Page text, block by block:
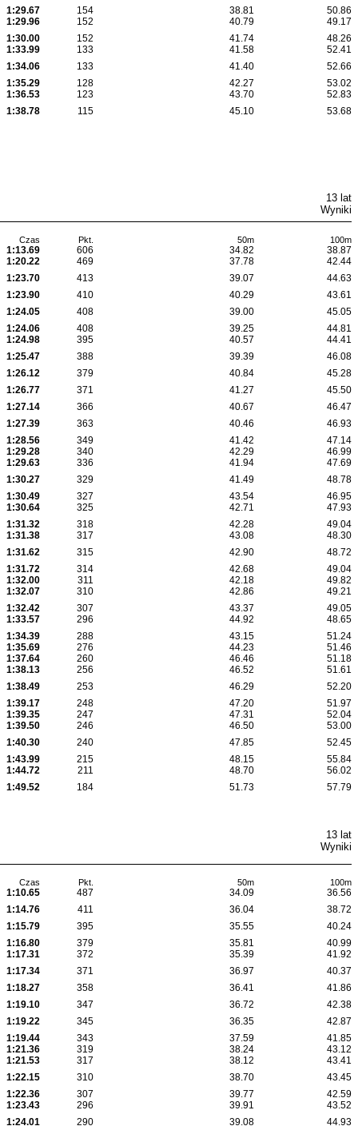
1:29.67
154 38.81
50.86
1:29.96
152 40.79
49.17
1:30.00
152 41.74
48.26
1:33.99
133 41.58
52.41
1:34.06
133 41.40
52.66
1:35.29
128 42.27
53.02
1:36.53
123 43.70
52.83
1:38.78
115 45.10 53.68
13 lat
Wyniki
Czas Pkt. 50m 100m
1:13.69 606 34.82
38.87
1:20.22
469 37.78
42.44
1:23.70
413 39.07
44.63
1:23.90
410 40.29
43.61
1:24.05
408 39.00
45.05
1:24.06
408 39.25
44.81
1:24.98
395 40.57
44.41
1:25.47
388 39.39
46.08
1:26.12
379 40.84
45.28
1:26.77
371 41.27
45.50
1:27.14
366 40.67
46.47
1:27.39
363 40.46
46.93
1:28.56
349 41.42
47.14
1:29.28
340 42.29
46.99
1:29.63
336 41.94
47.69
1:30.27
329 41.49
48.78
1:30.49
327 43.54
46.95
1:30.64
325 42.71
47.93
1:31.32
318 42.28
49.04
1:31.38
317 43.08
48.30
1:31.62
315 42.90
48.72
1:31.72
314 42.68
49.04
1:32.00
311 42.18
49.82
1:32.07
310 42.86
49.21
1:32.42
307 43.37
49.05
1:33.57
296 44.92
48.65
1:34.39
288 43.15
51.24
1:35.69
276 44.23
51.46
1:37.64
260 46.46
51.18
1:38.13
256 46.52
51.61
1:38.49
253 46.29
52.20
1:39.17
248 47.20
51.97
1:39.35
247 47.31
52.04
1:39.50
246 46.50
53.00
1:40.30
240 47.85
52.45
1:43.99
215 48.15
55.84
1:44.72
211 48.70
56.02
1:49.52
184 51.73 57.79
13 lat
Wyniki
Czas Pkt. 50m 100m
1:10.65 487 34.09
36.56
1:14.76
411 36.04
38.72
1:15.79
395 35.55
40.24
1:16.80
379 35.81
40.99
1:17.31
372 35.39
41.92
1:17.34
371 36.97
40.37
1:18.27
358 36.41
41.86
1:19.10
347 36.72
42.38
1:19.22
345 36.35
42.87
1:19.44
343 37.59
41.85
1:21.36
319 38.24
43.12
1:21.53
317 38.12
43.41
1:22.15
310 38.70
43.45
1:22.36
307 39.77
42.59
1:23.43
296 39.91
43.52
1:24.01
290 39.08 44.93